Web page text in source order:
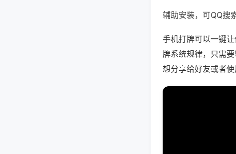
辅助安装，可QQ搜
手机打牌可以一键
牌系统规律，只需
想分享给好友或者使